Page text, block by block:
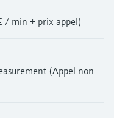
/ min + prix appel)
(Appel non